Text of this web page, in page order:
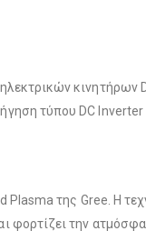
τύπου DC
της Gree. Η
την